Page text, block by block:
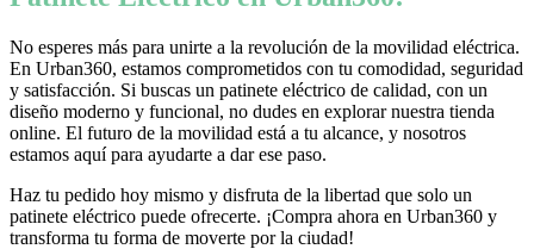
No esperes más para unirte a la revolución de la movilidad eléctrica.
En Urban360, estamos comprometidos con tu comodidad, seguridad
y satisfacción. Si buscas un patinete eléctrico de calidad, con un
diseño moderno y funcional, no dudes en explorar nuestra tienda
online. El futuro de la movilidad está a tu alcance, y nosotros
estamos aquí para ayudarte a dar ese paso.
Haz tu pedido hoy mismo y disfruta de la libertad que solo un
patinete eléctrico puede ofrecerte. ¡Compra ahora en Urban360 y
transforma tu forma de moverte por la ciudad!